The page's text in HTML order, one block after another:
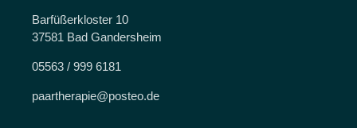
Barfüßerkloster 10
37581 Bad Gandersheim
05563 / 999 6181
paartherapie@posteo.de